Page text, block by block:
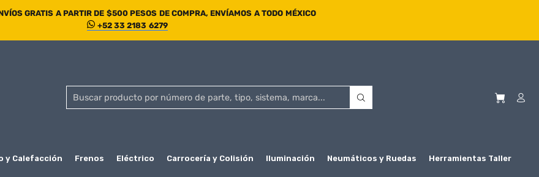
GRATIS A PARTIR DE $500 PESOS DE COMPRA, ENVÍAMOS A TODO MÉXICO
+52 33 2183 6279
y Calefacción Frenos Eléctrico Carrocería y Colisión Iluminación Neumáticos y Ruedas Herramientas Taller